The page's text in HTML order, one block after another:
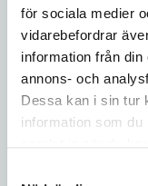
för sociala medier
vidarebefordrar
information från
annons- och
Dessa kan i sin tur
information som du
Svensk
Avfallskunskap
Certifierad
ÅVC-körkortet